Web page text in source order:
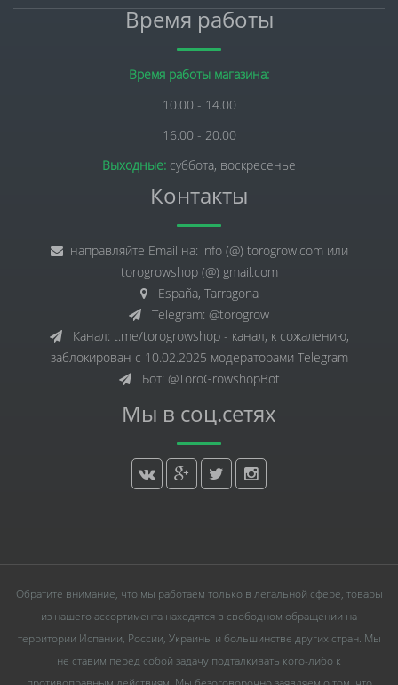
Время работы
Время работы магазина:
10.00 - 14.00
16.00 - 20.00
Выходные: суббота, воскресенье
Контакты
направляйте Email на: info (@) torogrow.com или
torogrowshop (@) gmail.com
España, Tarragona
Telegram: @torogrow
Канал: t.me/torogrowshop - канал, к сожалению,
заблокирован с 10.02.2025 модераторами Telegram
Бот: @ToroGrowshopBot
Мы в соц.сетях
Обратите внимание, что мы работаем только в легальной сфере, товары
из нашего ассортимента находятся в свободном обращении на
территории Испании, России, Украины и большинстве других стран. Мы
не ставим перед собой задачу подталкивать кого-либо к